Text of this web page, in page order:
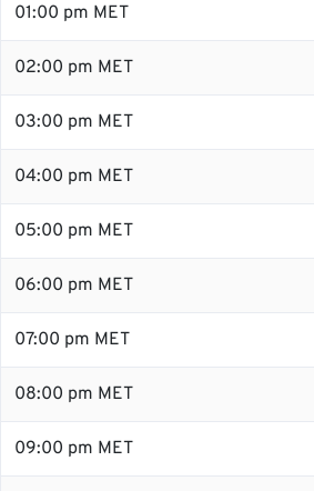
01:00 pm MET
02:00 pm MET
03:00 pm MET
04:00 pm MET
05:00 pm MET
06:00 pm MET
07:00 pm MET
08:00 pm MET
09:00 pm MET